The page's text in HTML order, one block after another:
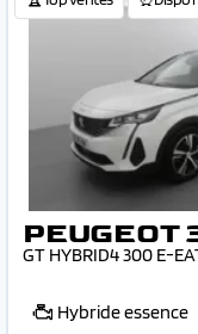
PEUGEOT
GT HYBRID4 300 E-
Hybride essence